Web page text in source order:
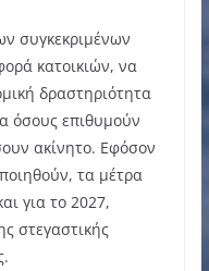
συγκεκριμένων
κατοικιών, να
δραστηριότητα
όσους επιθυμούν
ακίνητο. Εφόσον
τα μέτρα
για το 2027,
στεγαστικής